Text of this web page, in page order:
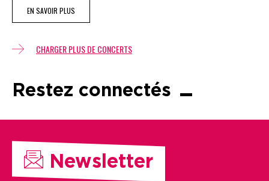
EN SAVOIR PLUS
CHARGER PLUS DE CONCERTS
Restez connectés
Newsletter